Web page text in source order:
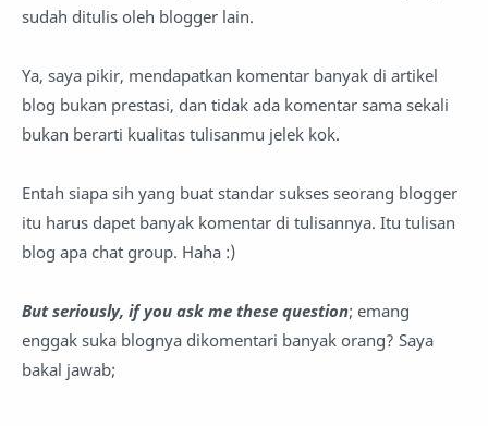
sudah ditulis oleh blogger lain.
Ya, saya pikir, mendapatkan komentar banyak di artikel
blog bukan prestasi, dan tidak ada komentar sama sekali
bukan berarti kualitas tulisanmu jelek kok.
Entah siapa sih yang buat standar sukses seorang blogger
itu harus dapet banyak komentar di tulisannya. Itu tulisan
blog apa chat group. Haha :)
But seriously, if you ask me these question; emang
enggak suka blognya dikomentari banyak orang? Saya
bakal jawab;